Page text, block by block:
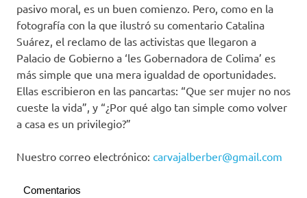
pasivo moral, es un buen comienzo. Pero, como en la
fotografía con la que ilustró su comentario Catalina
Suárez, el reclamo de las activistas que llegaron a
Palacio de Gobierno a ‘les Gobernadora de Colima’ es
más simple que una mera igualdad de oportunidades.
Ellas escribieron en las pancartas: “Que ser mujer no nos
cueste la vida”, y “¿Por qué algo tan simple como volver
a casa es un privilegio?”
Nuestro correo electrónico: carvajalberber@gmail.com
Comentarios